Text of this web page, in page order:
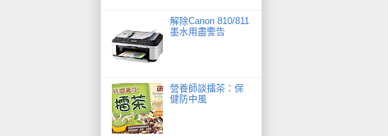
解除Canon 810/811
墨水用盡警告
營養師談擂茶：保
健防中風